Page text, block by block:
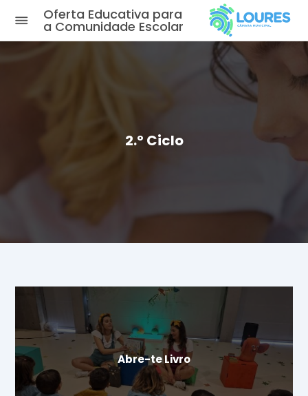
Oportunidades Educativas
Educação
Oferta Educativa para
a Comunidade Escolar
2.º Ciclo
Abre-te Livro